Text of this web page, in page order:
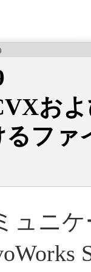
お
ファ
ュニ